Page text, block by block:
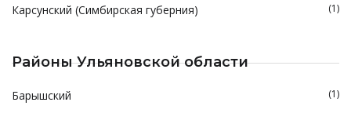
Карсунский (Симбирская губерния) (1)
Районы Ульяновской области
Барышский (1)